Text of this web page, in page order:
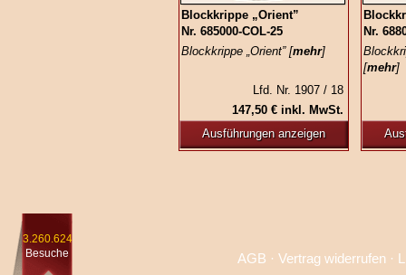
Blockkrippe „Orient”
Nr. 685000‑COL‑25
Blockkrippe „Orient” [mehr]
Lfd. Nr. 1907 / 18
147,50 € inkl. MwSt.
Ausführungen anzeigen
Nr.
[mehr]
3.260.624
Besuche
AGB · Vertrag widerrufen·